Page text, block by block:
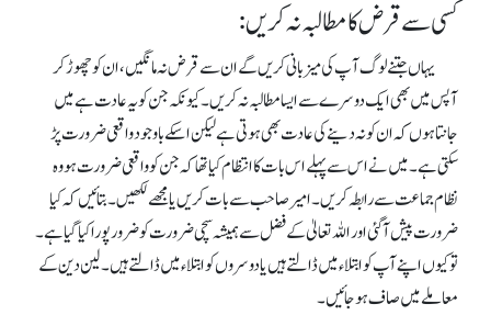
کسی سے قرض کا مطالبہ نہ کریں:
یہاں جتنے لوگ آ پ کی میزبانی کریں گے ان سے قرض نہ مانگیں، ان کو چھوڑ کر
آپس میں بھی ایک دوسرے سے ایسا مطالبہ نہ کریں۔ کیونکہ جن کو یہ عادت ہے میں
جانتاہوں کہ ان کو نہ دینے کی عادت بھی ہوتی ہے لیکن اسکے باوجود واقعی ضرورت پڑ
سکتی ہے۔ میں نے اس سے پہلے اس بات کا انتظام کیا تھا کہ جن کو واقعی ضرورت ہو وہ
نظام جماعت سے رابطہ کریں ۔ امیر صاحب سے بات کریں یا مجھے لکھیں۔ بتائیں کہ کیا
ضرورت پیش آ گئی اور اللہ تعالیٰ کے فضل سے ہمیشہ سچی ضرورت کو ضرور پورا کیاگیا ہے۔
تو کیوں اپنے آپ کوابتلا ء میں ڈالتے ہیں یا دوسروں کو ابتلاء میں ڈالتے ہیں۔ لین دین کے
معاملے میں صاف ہو جائیں۔